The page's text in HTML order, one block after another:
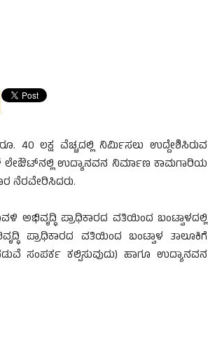
40 ಲಕ್ಷ ವೆಚ್ಚದಲ್ಲಿ ನಿರ್ಮಿಸಲು ಉದ್ದೇಶಿಸಿರುವ
ಲೇಔಟ್‍ನಲ್ಲಿ ಉದ್ಯಾನವನ ನಿರ್ಮಾಣ ಕಾಮಗಾರಿಯ
ನೆರವೇರಿಸಿದರು.
ಪ್ರಾಧಿಕಾರದ ವತಿಯಿಂದ ಬಂಟ್ವಾಳದಲ್ಲಿ
ಪ್ರಾಧಿಕಾರದ ವತಿಯಿಂದ ಬಂಟ್ವಾಳ ತಾಲೂಕಿಗೆ
ಸಂಪರ್ಕ ಕಲ್ಪಿಸುವುದು) ಹಾಗೂ ಉದ್ಯಾನವನ